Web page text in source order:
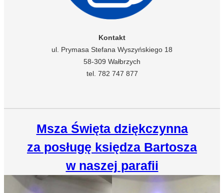
Kontakt
ul. Prymasa Stefana Wyszyńskiego 18
58-309 Wałbrzych
tel. 782 747 877
Msza Święta dziękczynna
za posługę księdza Bartosza
w naszej parafii